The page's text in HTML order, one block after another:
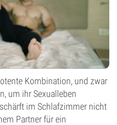
Kombination, und zwar
um ihr Sexualleben
im Schlafzimmer nicht
Partner für ein